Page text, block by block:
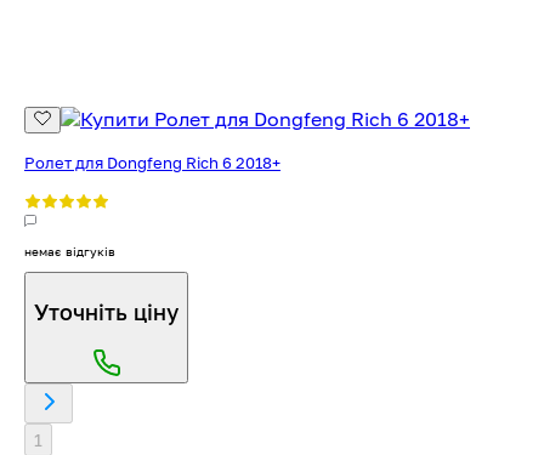
Ролет для Dongfeng Rich 6 2018+
немає відгуків
Уточніть ціну
1